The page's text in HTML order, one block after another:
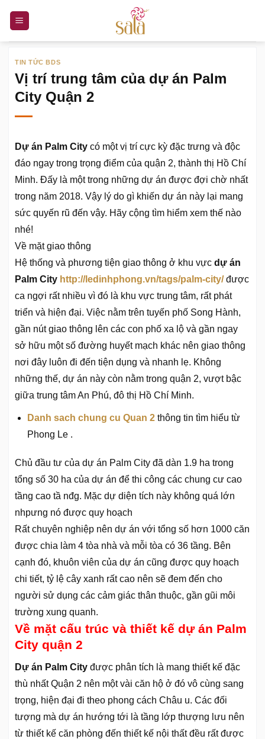
nội
TIN TỨC BDS
Vị trí trung tâm của dự án Palm
City Quận 2
Dự án Palm City có một vị trí cực kỳ đặc trưng và độc
đáo ngay trong trọng điểm của quận 2, thành thị Hồ Chí
Minh. Đấy là một trong những dự án được đợi chờ nhất
trong năm 2018. Vậy lý do gì khiến dự án này lại mang
sức quyến rũ đến vậy. Hãy cộng tìm hiểm xem thế nào
nhé!
Về mặt giao thông
Hệ thống và phương tiện giao thông ở khu vực dự án
Palm City http://ledinhphong.vn/tags/palm-city/được
ca ngợi rất nhiều vì đó là khu vực trung tâm, rất phát
triển và hiện đại. Việc nằm trên tuyến phố Song Hành,
gần nút giao thông lên các con phố xa lộ và gần ngay
sở hữu một số đường huyết mạch khác nên giao thông
nơi đây luôn đi đến tiện dụng và nhanh lẹ. Không
những thế, dự án này còn nằm trong quận 2, vượt bậc
giữa trung tâm An Phú, đô thị Hồ Chí Minh.
Danh sach chung cu Quan 2thông tin tìm hiểu từ
Phong Le .
Chủ đầu tư của dự án Palm City đã dàn 1.9 ha trong
tổng số 30 ha của dự án để thi công các chung cư cao
tầng cao tầ nđg. Mặc dự diện tích này không quá lớn
nhpưng nó được quy hoạch
Rất chuyên nghiệp nên dự án với tổng số hơn 1000 căn
được chia làm 4 tòa nhà và mỗi tòa có 36 tầng. Bên
cạnh đó, khuôn viên của dự án cũng được quy hoạch
chi tiết, tỷ lệ cây xanh rất cao nên sẽ đem đến cho
người sử dụng các cảm giác thân thuộc, gần gũi môi
trường xung quanh.
Về mặt cấu trúc và thiết kế dự án Palm
City quận 2
Dự án Palm City được phân tích là mang thiết kế đặc
thù nhất Quận 2 nên một vài căn hộ ở đó vô cùng sang
trọng, hiện đại đi theo phong cách Châu u. Các đối
tượng mà dự án hướng tới là tầng lớp thượng lưu nên
từ thiết kế căn phòng đến thiết kế nội thất đều rất được